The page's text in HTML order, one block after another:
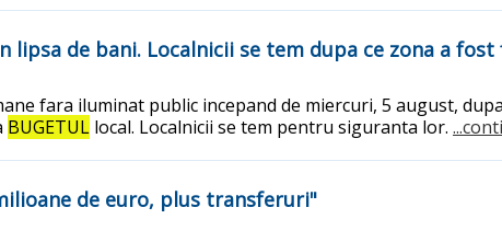
de bani. Localnicii se tem dupa ce zona a
fara iluminat public incepand de miercuri, 5 august,
BUGETUL local. Localnicii se tem pentru siguranta lor.
de euro, plus transferuri"